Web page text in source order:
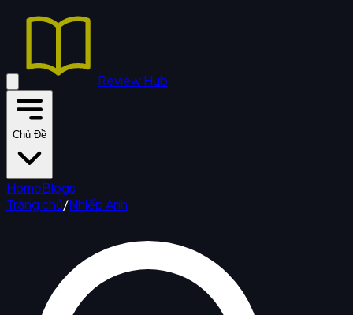
Review Hub
Chủ Đề
HomeBlogs
Trang chủ/Nhiếp Ảnh